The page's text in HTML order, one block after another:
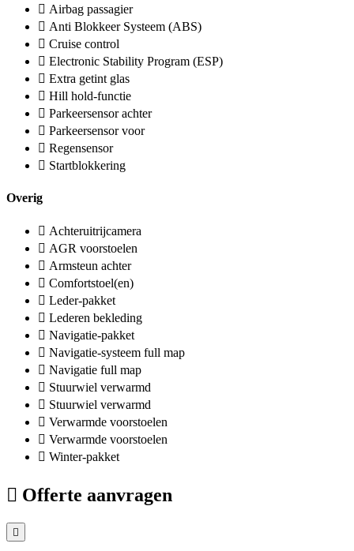
Airbag passagier
Anti Blokkeer Systeem (ABS)
Cruise control
Electronic Stability Program (ESP)
Extra getint glas
Hill hold-functie
Parkeersensor achter
Parkeersensor voor
Regensensor
Startblokkering
Overig
Achteruitrijcamera
AGR voorstoelen
Armsteun achter
Comfortstoel(en)
Leder-pakket
Lederen bekleding
Navigatie-pakket
Navigatie-systeem full map
Navigatie full map
Stuurwiel verwarmd
Stuurwiel verwarmd
Verwarmde voorstoelen
Verwarmde voorstoelen
Winter-pakket
Offerte aanvragen